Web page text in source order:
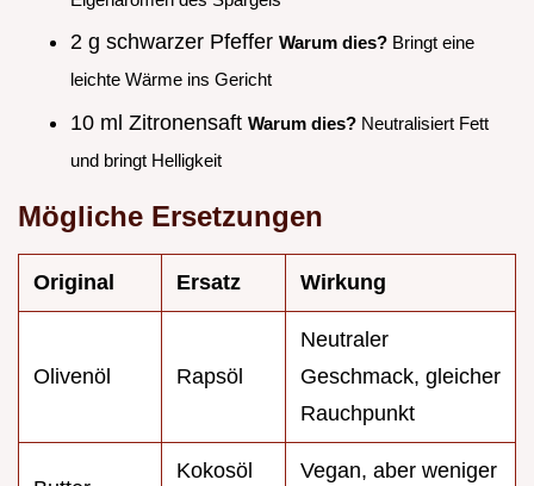
2 g schwarzer Pfeffer Warum dies? Bringt eine
leichte Wärme ins Gericht
10 ml Zitronensaft Warum dies? Neutralisiert Fett
und bringt Helligkeit
Mögliche Ersetzungen
Original Ersatz Wirkung
Olivenöl Rapsöl
Neutraler
Geschmack, gleicher
Rauchpunkt
Kokosöl
Vegan, aber weniger